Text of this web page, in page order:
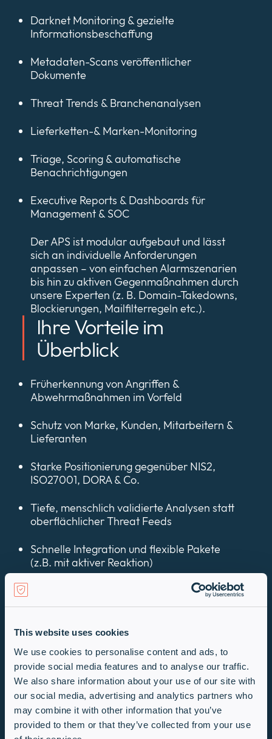
This website uses cookies
We use cookies to personalise content and ads, to
provide social media features and to analyse our traffic.
We also share information about your use of our site with
our social media, advertising and analytics partners who
may combine it with other information that you’ve
provided to them or that they’ve collected from your use
Darknet Monitoring & gezielte
Informationsbeschaffung
Metadaten-Scans veröffentlicher
Dokumente
Threat Trends & Branchenanalysen
Lieferketten-& Marken-Monitoring
Triage, Scoring & automatische
Benachrichtigungen
Executive Reports & Dashboards für
Management & SOC
Der APS ist modular aufgebaut und lässt
sich an individuelle Anforderungen
anpassen – von einfachen Alarmszenarien
bis hin zu aktiven Gegenmaßnahmen durch
unsere Experten (z. B. Domain-Takedowns,
Blockierungen, Mailfilterregeln etc.).
Ihre Vorteile im
Überblick
Früherkennung von Angriffen &
Abwehrmaßnahmen im Vorfeld
Schutz von Marke, Kunden, Mitarbeitern &
Lieferanten
Starke Positionierung gegenüber NIS2,
ISO27001, DORA & Co.
Tiefe, menschlich validierte Analysen statt
oberflächlicher Threat Feeds
Schnelle Integration und flexible Pakete
(z.B. mit aktiver Reaktion)
Kritische Infrastrukturen (z.B. Energie,
Healthcare, Transport)
Markenstarke Unternehmen &
Finanzdienstleister
E-Commerce & Plattformanbieter